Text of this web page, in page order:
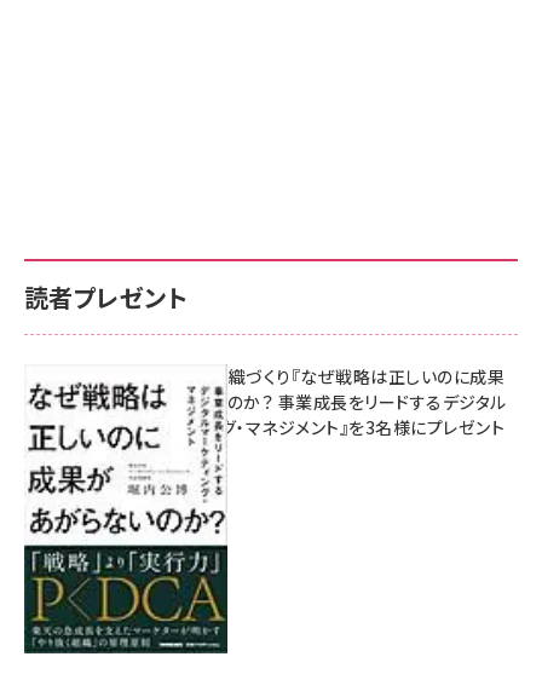
読者プレゼント
成果を生む組織づくり『なぜ戦略は正しいのに成果
があがらないのか？ 事業成長をリードするデジタル
マーケティング・マネジメント』を3名様にプレゼント
8月7日 10:00